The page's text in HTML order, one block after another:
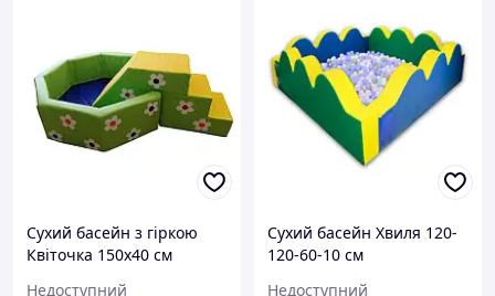
Сухий басейн з гіркою
Квіточка 150х40 см
Недоступний
Сухий басейн Хвиля 120-
120-60-10 см
Недоступний